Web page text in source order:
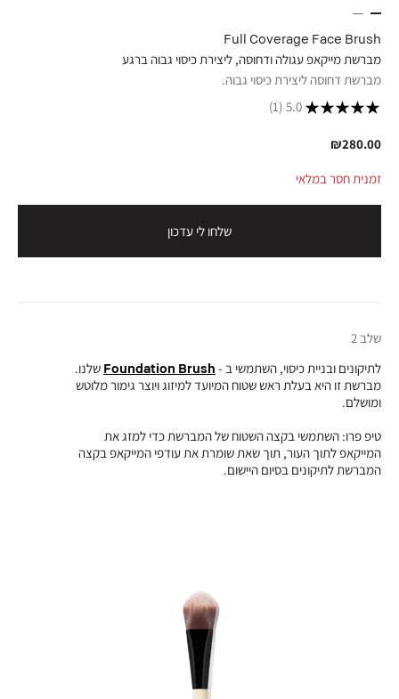
Full Coverage Face Brush
מברשת מייקאפ עגולה ודחוסה, ליצירת כיסוי גבוה ברגע
מברשת דחוסה ליצירת כיסוי גבוה.
5.0
(1)
₪280.00
זמנית חסר במלאי
שלחו לי עדכון
שלב 2
לתיקונים ובניית כיסוי, השתמשי ב - Foundation Brush שלנו.
מברשת זו היא בעלת ראש שטוח המיועד למיזוג ויוצר גימור מלוטש
ומושלם.
טיפ פרו: השתמשי בקצה השטוח של המברשת כדי למזג את
המייקאפ לתוך העור, תוך שאת שומרת את עודפי המייקאפ בקצה
המברשת לתיקונים בסיום היישום.